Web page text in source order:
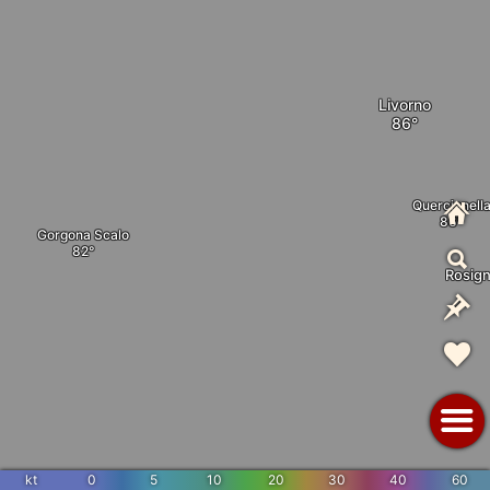
Gorgona Scalo
Livorno
Quercianella
kt 0 5 10 20 30 40 60